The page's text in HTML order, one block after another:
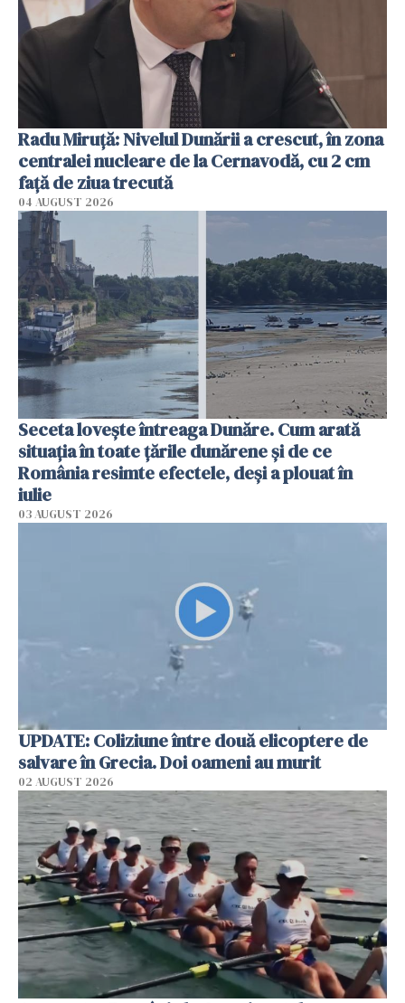
Radu Miruţă: Nivelul Dunării a crescut, în zona
centralei nucleare de la Cernavodă, cu 2 cm
faţă de ziua trecută
04 AUGUST 2026
Seceta lovește întreaga Dunăre. Cum arată
situația în toate țările dunărene și de ce
România resimte efectele, deși a plouat în
iulie
03 AUGUST 2026
UPDATE: Coliziune între două elicoptere de
salvare în Grecia. Doi oameni au murit
02 AUGUST 2026